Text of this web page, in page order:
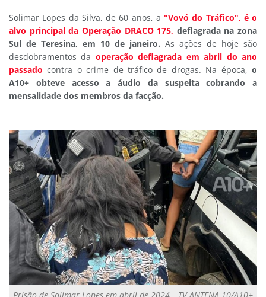
Solimar Lopes da Silva, de 60 anos, a "Vovó do Tráfico", é o
alvo principal da Operação DRACO 175, deflagrada na zona
Sul de Teresina, em 10 de janeiro. As ações de hoje são
desdobramentos da operação deflagrada em abril do ano
passadocontra o crime de tráfico de drogas. Na época,o
A10+ obteve acesso a áudio da suspeita cobrando a
mensalidade dos membros da facção.